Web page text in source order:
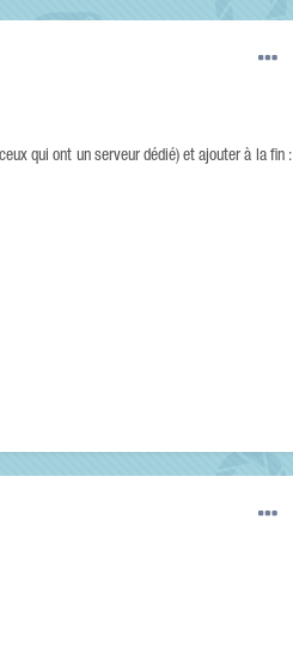
qui ont un serveur dédié) et ajouter à la fin :